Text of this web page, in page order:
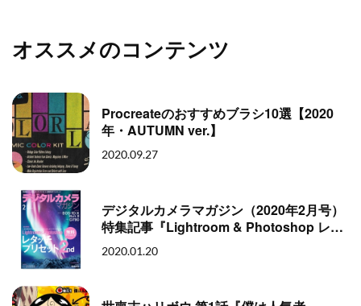
オススメのコンテンツ
Procreateのおすすめブラシ10選【2020
年・AUTUMN ver.】
2020.09.27
デジタルカメラマガジン（2020年2月号）
特集記事『Lightroom & Photoshop レタ
ッチプリセット 2nd』執筆のお知らせ
2020.01.20